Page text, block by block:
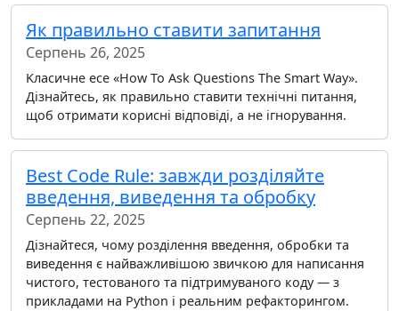
Як правильно ставити запитання
Серпень 26, 2025
Kласичне есе «How To Ask Questions The Smart Way».
Дізнайтесь, як правильно ставити технічні питання,
щоб отримати корисні відповіді, а не ігнорування.
Best Code Rule: завжди розділяйте
введення, виведення та обробку
Серпень 22, 2025
Дізнайтеся, чому розділення введення, обробки та
виведення є найважливішою звичкою для написання
чистого, тестованого та підтримуваного коду — з
прикладами на Python і реальним рефакторингом.